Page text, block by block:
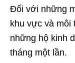
Đối với những
khu vực và môi
những hộ kinh
tháng một lần.